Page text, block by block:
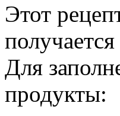
Этот
Для
продукты: